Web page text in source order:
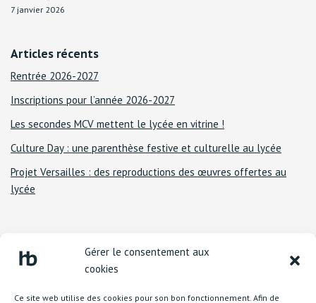
Gérer le consentement aux
cookies
Ce site web utilise des cookies pour son bon fonctionnement. Afin de
7 janvier 2026
Articles récents
Rentrée 2026-2027
Inscriptions pour l’année 2026-2027
Les secondes MCV mettent le lycée en vitrine !
Culture Day : une parenthèse festive et culturelle au lycée
Projet Versailles : des reproductions des œuvres offertes au
lycée